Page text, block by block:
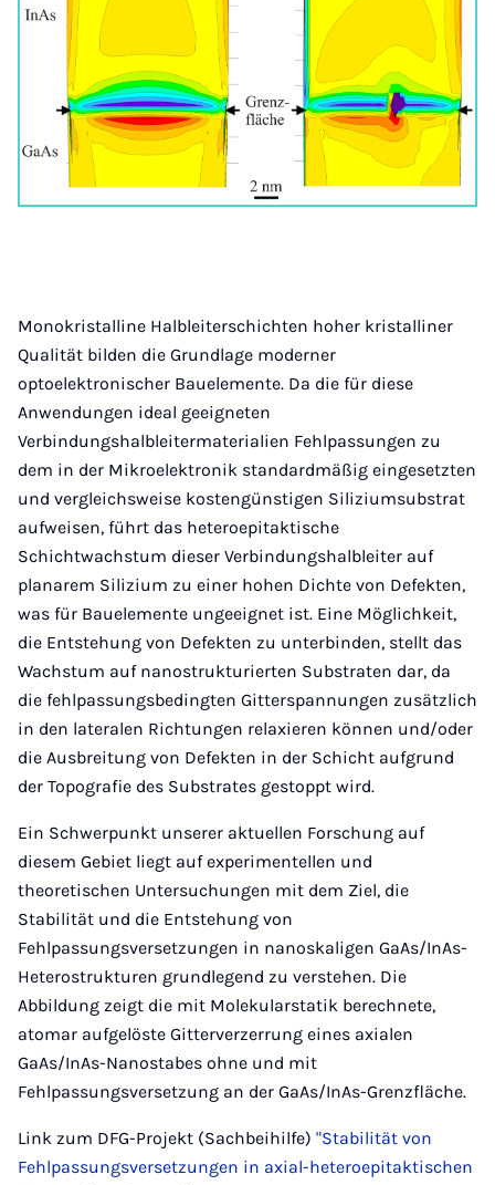
Monokristalline Halbleiterschichten hoher kristalliner
Qualität bilden die Grundlage moderner
optoelektronischer Bauelemente. Da die für diese
Anwendungen ideal geeigneten
Verbindungshalbleitermaterialien Fehlpassungen zu
dem in der Mikroelektronik standardmäßig eingesetzten
und vergleichsweise kostengünstigen Siliziumsubstrat
aufweisen, führt das heteroepitaktische
Schichtwachstum dieser Verbindungshalbleiter auf
planarem Silizium zu einer hohen Dichte von Defekten,
was für Bauelemente ungeeignet ist. Eine Möglichkeit,
die Entstehung von Defekten zu unterbinden, stellt das
Wachstum auf nanostrukturierten Substraten dar, da
die fehlpassungsbedingten Gitterspannungen zusätzlich
in den lateralen Richtungen relaxieren können und/oder
die Ausbreitung von Defekten in der Schicht aufgrund
der Topografie des Substrates gestoppt wird.
Ein Schwerpunkt unserer aktuellen Forschung auf
diesem Gebiet liegt auf experimentellen und
theoretischen Untersuchungen mit dem Ziel, die
Stabilität und die Entstehung von
Fehlpassungsversetzungen in nanoskaligen GaAs/InAs-
Heterostrukturen grundlegend zu verstehen. Die
Abbildung zeigt die mit Molekularstatik berechnete,
atomar aufgelöste Gitterverzerrung eines axialen
GaAs/InAs-Nanostabes ohne und mit
Fehlpassungsversetzung an der GaAs/InAs-Grenzfläche.
Link zum DFG-Projekt (Sachbeihilfe) "Stabilität von
Fehlpassungsversetzungen in axial-heteroepitaktischen